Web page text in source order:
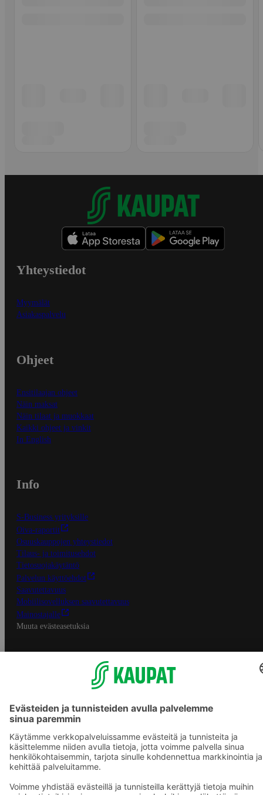
Yhteystiedot
Myymälät
Asiakaspalvelu
Ohjeet
Ensitilaajan ohjeet
Näin maksat
Näin tilaat ja muokkaat
Kaikki ohjeet ja vinkit
In English
Info
S-Business yrityksille
Oiva-raportit
Osuuskauppojen yhteystiedot
Tilaus- ja toimitusehdot
Tietosuojakäytäntö
Palvelun käyttöehdot
Saavutettavuus
Mobiilisovelluksen saavutettavuus
Mainostajalle
Muuta evästeasetuksia
S-ryhmän palvelut
S-ryhmä
Asiakasomistajuus
S-ostoslista -sovellus
Prisma.fi
Sokos.fi
S-Pankki